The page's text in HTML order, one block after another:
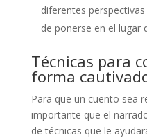
diferentes
de ponerse en el lugar
Técnicas para
forma
Para que un cuento sea
importante que el
de técnicas que le